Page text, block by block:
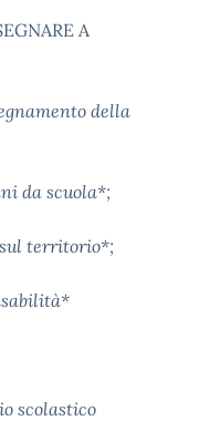
A
della
da scuola*;
territorio*;
scolastico